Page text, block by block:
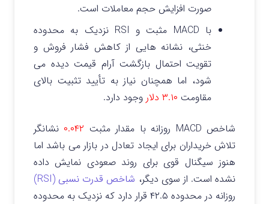
صورت افزایش حجم معاملات است.
با MACD مثبت و RSI نزدیک به محدوده
خنثی، نشانه‌ هایی از کاهش فشار فروش و
تقویت احتمال بازگشت آرام قیمت دیده می‌
شود، اما همچنان نیاز به تأیید تثبیت بالای
مقاومت ۳.۱۰ دلار وجود دارد.
شاخص MACD روزانه با مقدار مثبت ۰.۰۴۲ نشانگر
تلاش خریداران برای ایجاد تعادل در بازار می باشد اما
هنوز سیگنال قوی برای روند صعودی نمایش داده
نشده است. از سوی دیگر، شاخص قدرت نسبی (RSI)
روزانه در محدوده ۴۲.۵ قرار دارد که نزدیک به محدوده